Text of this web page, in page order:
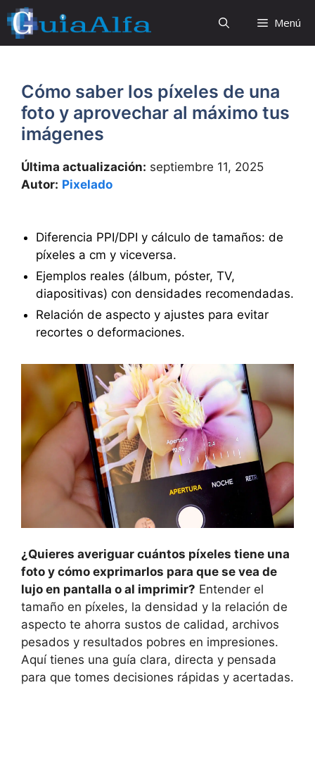
Saltar
al
contenido
Menú
Cómo saber los píxeles de una
foto y aprovechar al máximo tus
imágenes
Última actualización: septiembre 11, 2025
Autor: Pixelado
Diferencia PPI/DPI y cálculo de tamaños: de
píxeles a cm y viceversa.
Ejemplos reales (álbum, póster, TV,
diapositivas) con densidades recomendadas.
Relación de aspecto y ajustes para evitar
recortes o deformaciones.
¿Quieres averiguar cuántos píxeles tiene una
foto y cómo exprimarlos para que se vea de
lujo en pantalla o al imprimir? Entender el
tamaño en píxeles, la densidad y la relación de
aspecto te ahorra sustos de calidad, archivos
pesados y resultados pobres en impresiones.
Aquí tienes una guía clara, directa y pensada
para que tomes decisiones rápidas y acertadas.